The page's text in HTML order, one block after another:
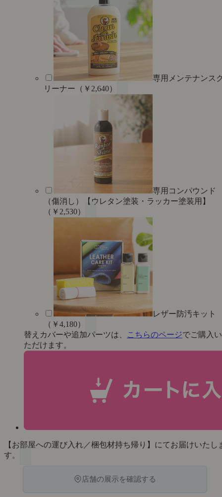
専用メンテナンス
リーナー（￥2,640）
専用コンパウンド
（傷消し）【ウレタン塗装・ラッカー塗装用】
（￥2,530）
レザー防汚キット
（￥4,180）
替えカバーや追加パーツは、
こちらのページでご購入い
ただけます。
【お部屋への運び入れ／梱包材持ち帰り】にてお届けいたし
す。
店舗の展示を確認する